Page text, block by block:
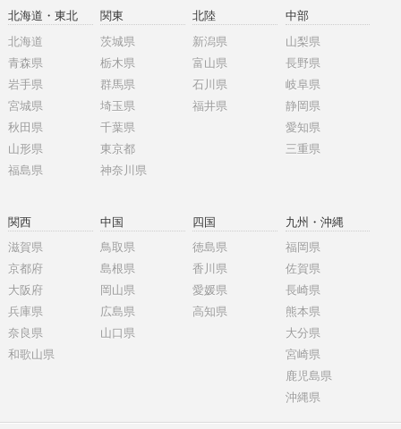
北海道・東北
北海道
青森県
岩手県
宮城県
秋田県
山形県
福島県
関東
茨城県
栃木県
群馬県
埼玉県
千葉県
東京都
神奈川県
北陸
新潟県
富山県
石川県
福井県
中部
山梨県
長野県
岐阜県
静岡県
愛知県
三重県
関西
滋賀県
京都府
大阪府
兵庫県
奈良県
和歌山県
中国
鳥取県
島根県
岡山県
広島県
山口県
四国
徳島県
香川県
愛媛県
高知県
九州・沖縄
福岡県
佐賀県
長崎県
熊本県
大分県
宮崎県
鹿児島県
沖縄県